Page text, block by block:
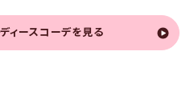
ディースコーデを見る